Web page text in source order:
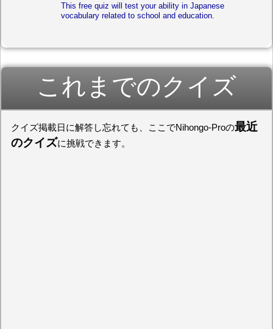
This free quiz will test your ability in Japanese
vocabulary related to school and education.
これまでのクイズ
クイズ掲載日に解答し忘れても、ここでNihongo-Proの最近
のクイズに挑戦できます。